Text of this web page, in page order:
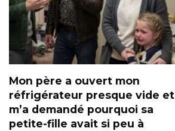
Mon père a ouvert mon
réfrigérateur presque vide et
m’a demandé pourquoi sa
petite-fille avait si peu à